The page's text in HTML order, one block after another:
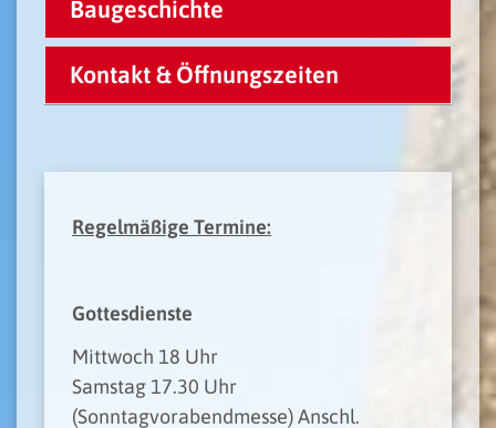
Baugeschichte
Kontakt & Öffnungszeiten
Regelmäßige Termine:
Gottesdienste
Mittwoch 18 Uhr
Samstag 17.30 Uhr
(Sonntagvorabendmesse) Anschl.